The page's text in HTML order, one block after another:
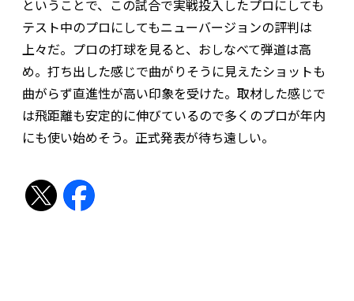
ということで、この試合で実戦投入したプロにしても
テスト中のプロにしてもニューバージョンの評判は
上々だ。プロの打球を見ると、おしなべて弾道は高
め。打ち出した感じで曲がりそうに見えたショットも
曲がらず直進性が高い印象を受けた。取材した感じで
は飛距離も安定的に伸びているので多くのプロが年内
にも使い始めそう。正式発表が待ち遠しい。